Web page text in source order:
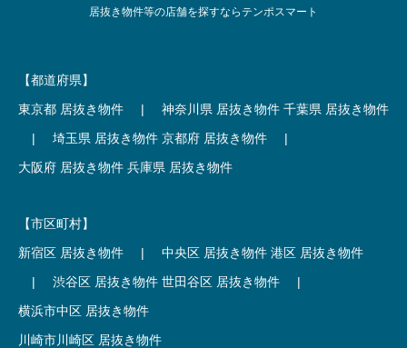
居抜き物件等の店舗を探すならテンポスマート
【都道府県】
東京都 居抜き物件
| 神奈川県 居抜き物件 千葉県 居抜き物件
|
埼玉県 居抜き物件 京都府 居抜き物件
|
大阪府 居抜き物件 兵庫県 居抜き物件
【市区町村】
新宿区 居抜き物件
| 中央区 居抜き物件 港区 居抜き物件
|
渋谷区 居抜き物件 世田谷区 居抜き物件
|
横浜市中区 居抜き物件
川崎市川崎区 居抜き物件